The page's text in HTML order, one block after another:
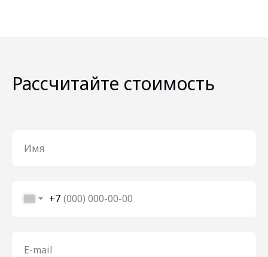
Рассчитайте стоимость
Имя
+7
E-mail